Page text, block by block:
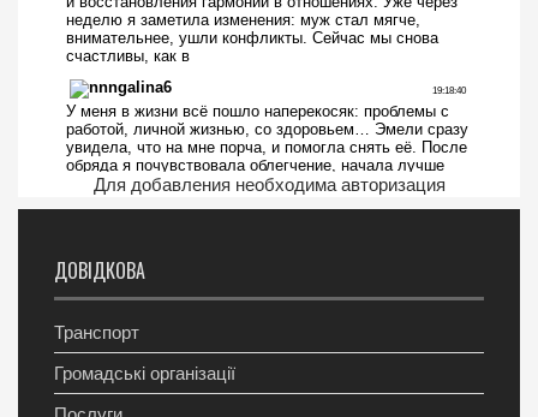
Для добавления необходима авторизация
ДОВІДКОВА
Транспорт
Громадські організації